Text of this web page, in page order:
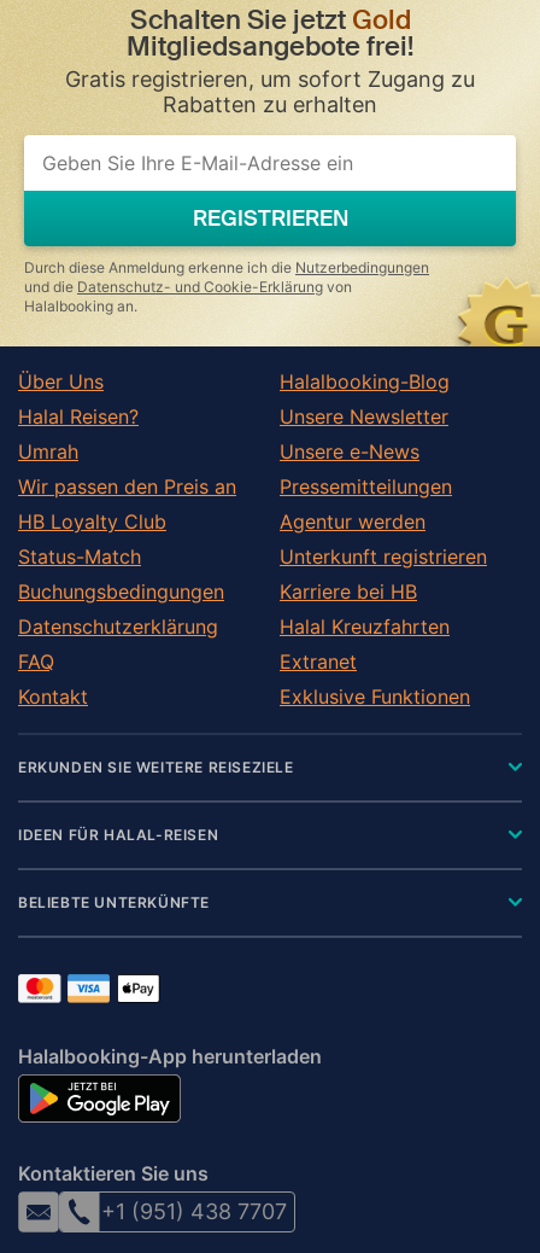
Schalten Sie jetztGold
Mitgliedsangebote frei!
Gratis registrieren, um sofort Zugang zu
Rabatten zu erhalten
REGISTRIEREN
Durch diese Anmeldung erkenne ich die Nutzerbedingungen
und die Datenschutz- und Cookie-Erklärung von
Halalbooking an.
Über Uns
Halal Reisen?
Umrah
Wir passen den Preis an
HB Loyalty Club
Status-Match
Buchungsbedingungen
Datenschutzerklärung
FAQ
Kontakt
Halalbooking-Blog
Unsere Newsletter
Unsere e-News
Pressemitteilungen
Agentur werden
Unterkunft registrieren
Karriere bei HB
Halal Kreuzfahrten
Extranet
Exklusive Funktionen
ERKUNDEN SIE WEITERE REISEZIELE
IDEEN FÜR HALAL-REISEN
BELIEBTE UNTERKÜNFTE
Halalbooking-App herunterladen
Kontaktieren Sie uns
+1 (951) 438 7707